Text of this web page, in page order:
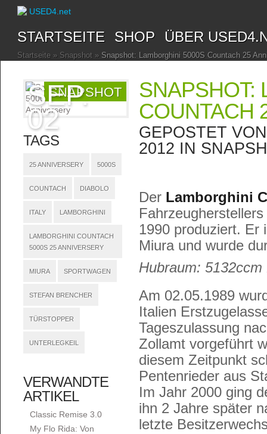
STARTSEITE SHOP ÜBER
Startseite » Snapshot » Snapshot: Lamborghini 5000S Countach 25
SNAPSHOT
SEP.
02
TAGS
25 ANNIVERSERY 5000S
COUNTACH DIABOLO
ITALY LAMBORGHINI
LAMBORGHINI COUNTACH
5000S 25 ANNIVERSERY
MIURA SPORTWAGEN
STEFAN BRENCHER
TÜRSTOPPER
UNTERLEGKEIL
VERWANDTE
ARTIKEL
Classic Remise 3.0
My Flo Rida: Von
SNAPSHOT:
COUNTACH
GEPOSTET
2012 IN
Der Lamborghini
1990 produziert. Er
Miura und wurde
Hubraum:
Am 02.05.1989
Italien
Tageszulassung
Zollamt vorgeführt
diesem Zeitpunkt
Pentenrieder aus
Im Jahr 2000 ging
ihn 2 Jahre später
letzte